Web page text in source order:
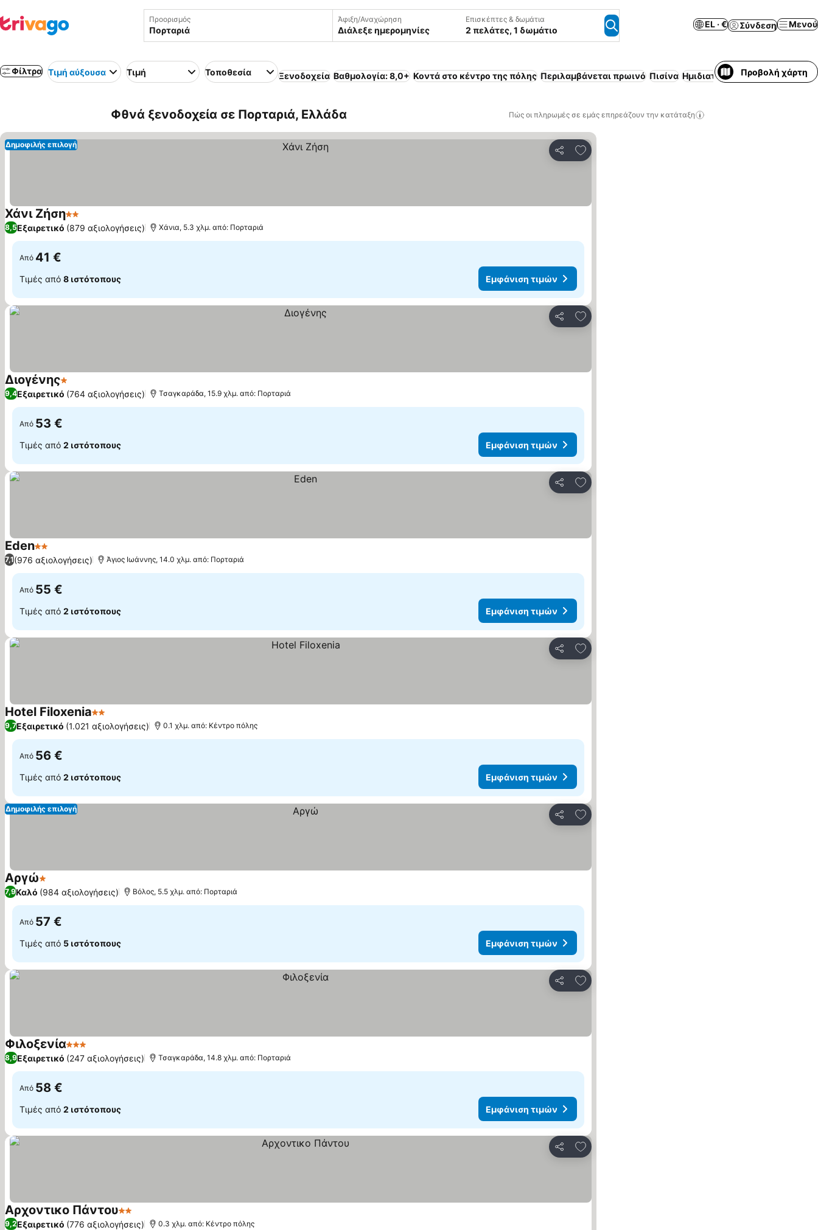
Προορισμός Άφιξη/Αναχώρηση
Διάλεξε ημερομηνίες
Επισκέπτες & δωμάτια
2 πελάτες, 1 δωμάτιο
EL · € Σύνδεση Μενού
Φίλτρα Τιμή αύξουσα Τιμή Τοποθεσία Ξενοδοχεία Βαθμολογία: 8,0+ Κοντά στο κέντρο της πόλης Περιλαμβάνεται πρωινό Πισίνα Ημιδιατροφή Επιπλωμένο
Προβολή χάρτη
Φθνά ξενοδοχεία σε Πορταριά, Ελλάδα Πώς οι πληρωμές σε εμάς επηρεάζουν την κατάταξη
Κοινοποίηση
Προσθήκη στα αγαπημένα
Δημοφιλής επιλογή
Χάνι Ζήση2 ΑστέριαΕμφάνιση τιμών
8,5Εξαιρετικό (879 αξιολογήσεις) Χάνια, 5.3 χλμ. από: Πορταριά
Από 41 €
Τιμές από 8 ιστότοπους Εμφάνιση τιμών
Κοινοποίηση
Προσθήκη στα αγαπημένα
Διογένης1 Αστέρια
9,4Εξαιρετικό (764 αξιολογήσεις) Τσαγκαράδα, 15.9 χλμ. από: Πορταριά
Από 53 €
Τιμές από 2 ιστότοπους Εμφάνιση τιμών
Κοινοποίηση
Προσθήκη στα αγαπημένα
Eden2 ΑστέριαΕμφάνιση τιμών
7,1(976 αξιολογήσεις) Άγιος Ιωάννης, 14.0 χλμ. από: Πορταριά
Από 55 €
Τιμές από 2 ιστότοπους Εμφάνιση τιμών
Κοινοποίηση
Προσθήκη στα αγαπημένα
Hotel Filoxenia2 ΑστέριαΕμφάνιση τιμών
9,7Εξαιρετικό (1.021 αξιολογήσεις) 0.1 χλμ. από: Κέντρο πόλης
Από 56 €
Τιμές από 2 ιστότοπους Εμφάνιση τιμών
Κοινοποίηση
Προσθήκη στα αγαπημένα
Δημοφιλής επιλογή
Αργώ1 Αστέρια
7,9Καλό (984 αξιολογήσεις) Βόλος, 5.5 χλμ. από: Πορταριά
Από 57 €
Τιμές από 5 ιστότοπους Εμφάνιση τιμών
Κοινοποίηση
Προσθήκη στα αγαπημένα
Φιλοξενία3 ΑστέριαΕμφάνιση τιμών
8,9Εξαιρετικό (247 αξιολογήσεις) Τσαγκαράδα, 14.8 χλμ. από: Πορταριά
Από 58 €
Τιμές από 2 ιστότοπους Εμφάνιση τιμών
Κοινοποίηση
Προσθήκη στα αγαπημένα
Αρχοντικο Πάντου2 ΑστέριαΕμφάνιση τιμών
9,2Εξαιρετικό (776 αξιολογήσεις) 0.3 χλμ. από: Κέντρο πόλης